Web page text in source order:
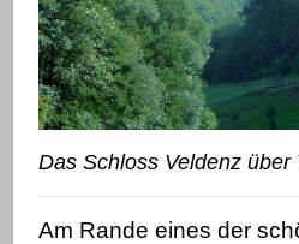
Das Schloss Veldenz über
Am Rande eines der